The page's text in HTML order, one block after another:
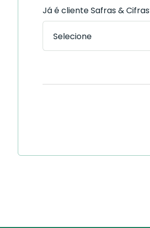
Já é cliente Safras &